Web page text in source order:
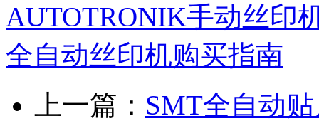
AUTOTRONIK手动丝印
全自动丝印机购买指南
上一篇： SMT全自动